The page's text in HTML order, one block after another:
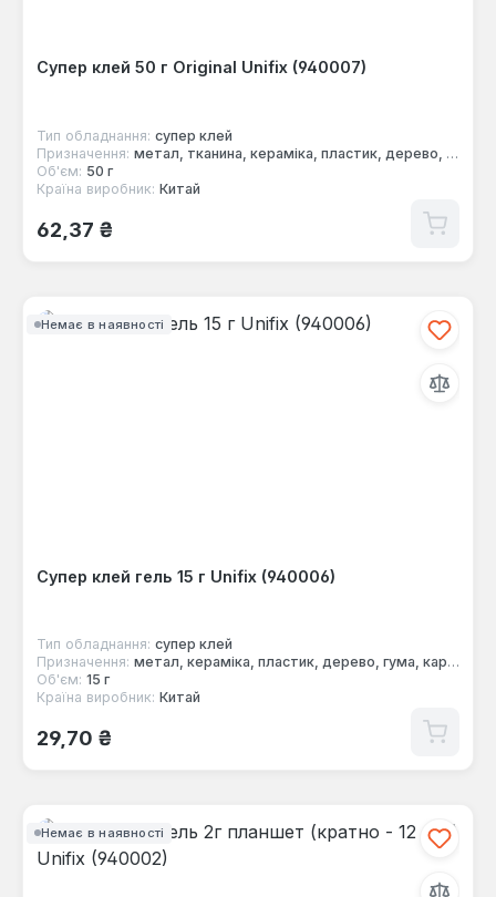
Супер клей 50 г Original Unifix (940007)
Тип обладнання: супер клей
Призначення: метал, тканина, кераміка, пластик, дерево, гума
Об'єм: 50 г
Країна виробник: Китай
Звичайна ціна:
62,37 ₴
Немає в наявності
Супер клей гель 15 г Unifix (940006)
Тип обладнання: супер клей
Призначення: метал, кераміка, пластик, дерево, гума, картон, скло
Об'єм: 15 г
Країна виробник: Китай
Звичайна ціна:
29,70 ₴
Немає в наявності